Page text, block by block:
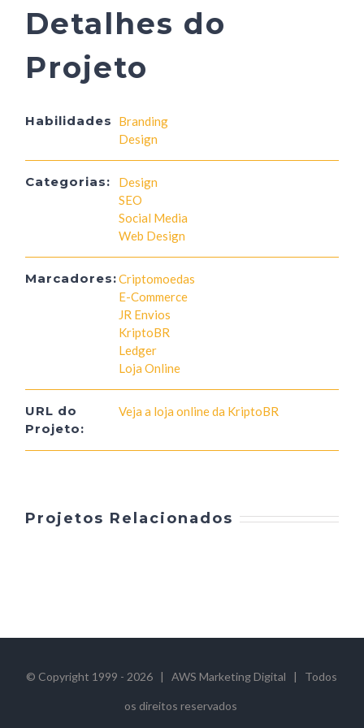
Detalhes do
Projeto
Habilidades
Branding
Design
Categorias:
Design
SEO
Social Media
Web Design
Marcadores:Criptomoedas
E-Commerce
JR Envios
KriptoBR
Ledger
Loja Online
URL do
Projeto:
Veja a loja online da KriptoBR
Projetos Relacionados
© Copyright 1999 - 2026 | AWS Marketing Digital | Todos
os direitos reservados